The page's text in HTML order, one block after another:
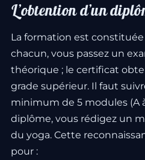
L’obtention d’un
La formation est
chacun, vous passez un
théorique ; le certificat
grade supérieur. Il faut
minimum de 5 modules (A
diplôme, vous rédigez un
du yoga. Cette
pour :